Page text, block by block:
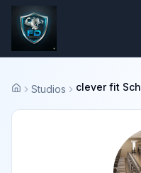
Startseite
Studios clever fit